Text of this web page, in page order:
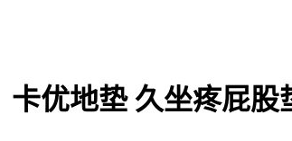
优地垫 久坐疼屁